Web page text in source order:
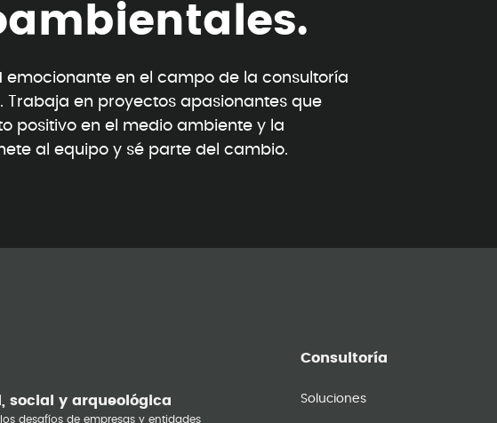
ambienta es.
emocionante en el campo de la consultoría
Trabaja en proyectos apasionantes que
positivo en el medio ambiente y la
al equipo y sé parte del cambio.
social y arqueológica
desafíos de empresas y entidades
Consultoría
Soluciones